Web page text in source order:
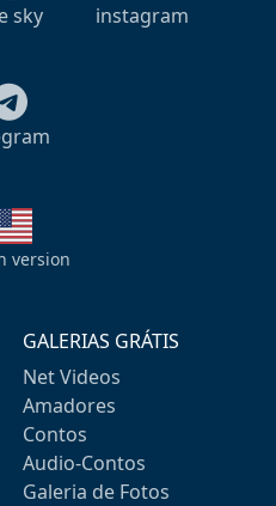
sky instagram
version
GALERIAS GRÁTIS
Net Videos
Amadores
Contos
Audio-Contos
Galeria de Fotos